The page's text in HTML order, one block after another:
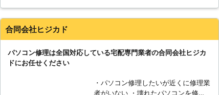
理の他に、現場に急行して対応するこ
ら、私達がその場に急行することで、
から対応までわりと気持ちのいい人で説明も分かりやすくて良
かったと思います。パソコンも無事に直ったのでとても感謝し
神奈川県 横須賀市
合同会社ヒジカド
パソコン修理は全国対応している宅配専門業者の合同会社ヒジカ
ドにお任せください
・パソコン修理したいが近くに修理業
者がいない ・壊れたパソコンを修理